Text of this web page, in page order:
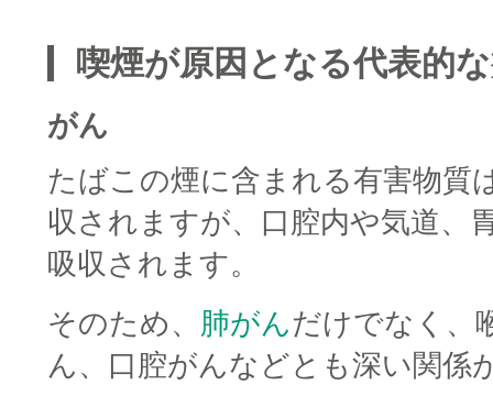
喫煙が原因となる代表的
がん
たばこの煙に含まれる有害物質
収されますが、口腔内や気道、
吸収されます。
そのため、 肺がんだけでなく、
ん、口腔がんなどとも深い関係